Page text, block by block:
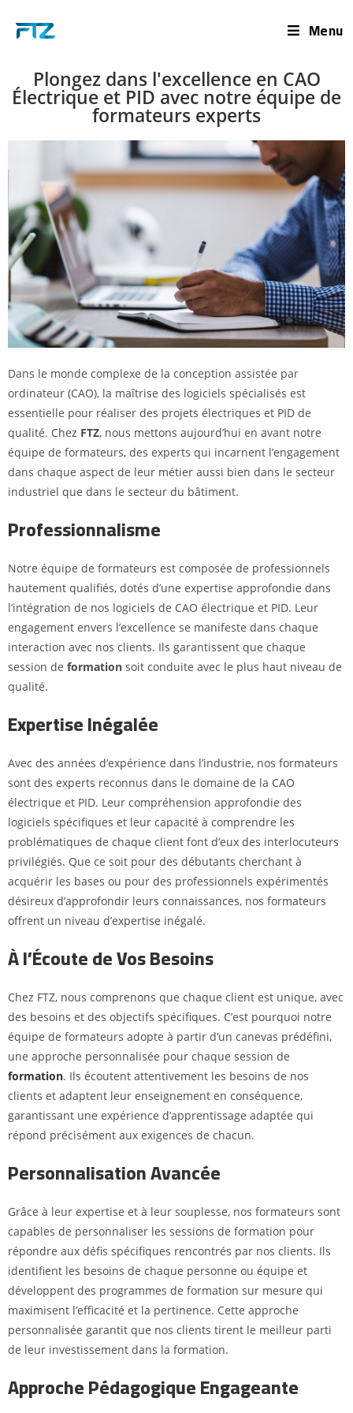
Menu
Plongez dans l'excellence en CAO
Électrique et PID avec notre équipe de
formateurs experts
Dans le monde complexe de la conception assistée par
ordinateur (CAO), la maîtrise des logiciels spécialisés est
essentielle pour réaliser des projets électriques et PID de
qualité. Chez FTZ, nous mettons aujourd’hui en avant notre
équipe de formateurs, des experts qui incarnent l’engagement
dans chaque aspect de leur métier aussi bien dans le secteur
industriel que dans le secteur du bâtiment.
Professionnalisme
Notre équipe de formateurs est composée de professionnels
hautement qualifiés, dotés d’une expertise approfondie dans
l’intégration de nos logiciels de CAO électrique et PID. Leur
engagement envers l’excellence se manifeste dans chaque
interaction avec nos clients. Ils garantissent que chaque
session de formation soit conduite avec le plus haut niveau de
qualité.
Expertise Inégalée
Avec des années d’expérience dans l’industrie, nos formateurs
sont des experts reconnus dans le domaine de la CAO
électrique et PID. Leur compréhension approfondie des
logiciels spécifiques et leur capacité à comprendre les
problématiques de chaque client font d’eux des interlocuteurs
privilégiés. Que ce soit pour des débutants cherchant à
acquérir les bases ou pour des professionnels expérimentés
désireux d’approfondir leurs connaissances, nos formateurs
offrent un niveau d’expertise inégalé.
À l’Écoute de Vos Besoins
Chez FTZ, nous comprenons que chaque client est unique, avec
des besoins et des objectifs spécifiques. C’est pourquoi notre
équipe de formateurs adopte à partir d’un canevas prédéfini,
une approche personnalisée pour chaque session de
formation. Ils écoutent attentivement les besoins de nos
clients et adaptent leur enseignement en conséquence,
garantissant une expérience d’apprentissage adaptée qui
répond précisément aux exigences de chacun.
Personnalisation Avancée
Grâce à leur expertise et à leur souplesse, nos formateurs sont
capables de personnaliser les sessions de formation pour
répondre aux défis spécifiques rencontrés par nos clients. Ils
identifient les besoins de chaque personne ou équipe et
développent des programmes de formation sur mesure qui
maximisent l’efficacité et la pertinence. Cette approche
personnalisée garantit que nos clients tirent le meilleur parti
de leur investissement dans la formation.
Approche Pédagogique Engageante